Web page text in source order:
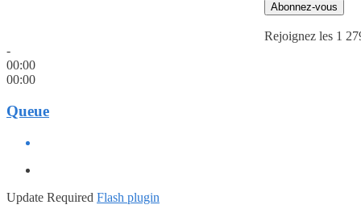
Abonnez-vous
Rejoignez les 1
-
00:00
00:00
Queue
Update Required Flash plugin